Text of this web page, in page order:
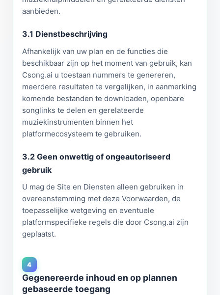
aanbieden.
3.1 Dienstbeschrijving
Afhankelijk van uw plan en de functies die
beschikbaar zijn op het moment van gebruik, kan
Csong.ai u toestaan nummers te genereren,
meerdere resultaten te vergelijken, in aanmerking
komende bestanden te downloaden, openbare
songlinks te delen en gerelateerde
muziekinstrumenten binnen het
platformecosysteem te gebruiken.
3.2 Geen onwettig of ongeautoriseerd
gebruik
U mag de Site en Diensten alleen gebruiken in
overeenstemming met deze Voorwaarden, de
toepasselijke wetgeving en eventuele
platformspecifieke regels die door Csong.ai zijn
geplaatst.
4
Gegenereerde inhoud en op plannen
gebaseerde toegang